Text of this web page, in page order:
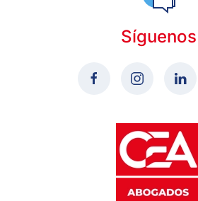
Síguenos